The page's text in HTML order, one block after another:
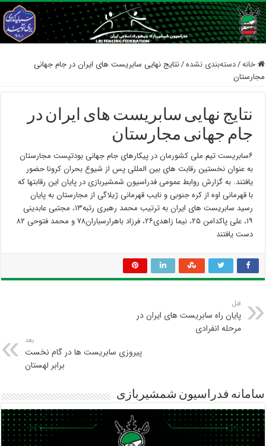
خانه/دسته‌بندی نشده/نتایج نهایی سابریست های ایران در جام جهانی
مجارستان
نتایج نهایی سابریست های ایران در
جام جهانی مجارستان
۶سابریست تیم ملی کشورمان در پیکارهای جام جهانی بودتپست مجارستان
به عنوان نخستین رقابت های بین المللی پس از شیوع بحران کرونا حضور
یافتند. به گزارش روابط عمومی فدراسیون شمشیربازی در پایان این رقابتها که
با قهرمانی اوه از کره جنوبی و نایب قهرمانی ژیلاگی از مجارستان به پایان
رسید سابریست های ایران به ترتیب محمد رهبری رتبه۱۳، مجتبی عابدینی
۱۹، علی پاکدامن ۲۵، نیما زاهدی۲۶، فرزاد باهرارسباران۷۸ و محمد فتوحی ۸۲
دست یافتند
قبل
پایان راه سابریست های ایران در
مرحله انفرادی
بعد
پیروزی سابریست ها در گام نخست
برابر لهستان
سامانه فدراسیون شمشیربازی